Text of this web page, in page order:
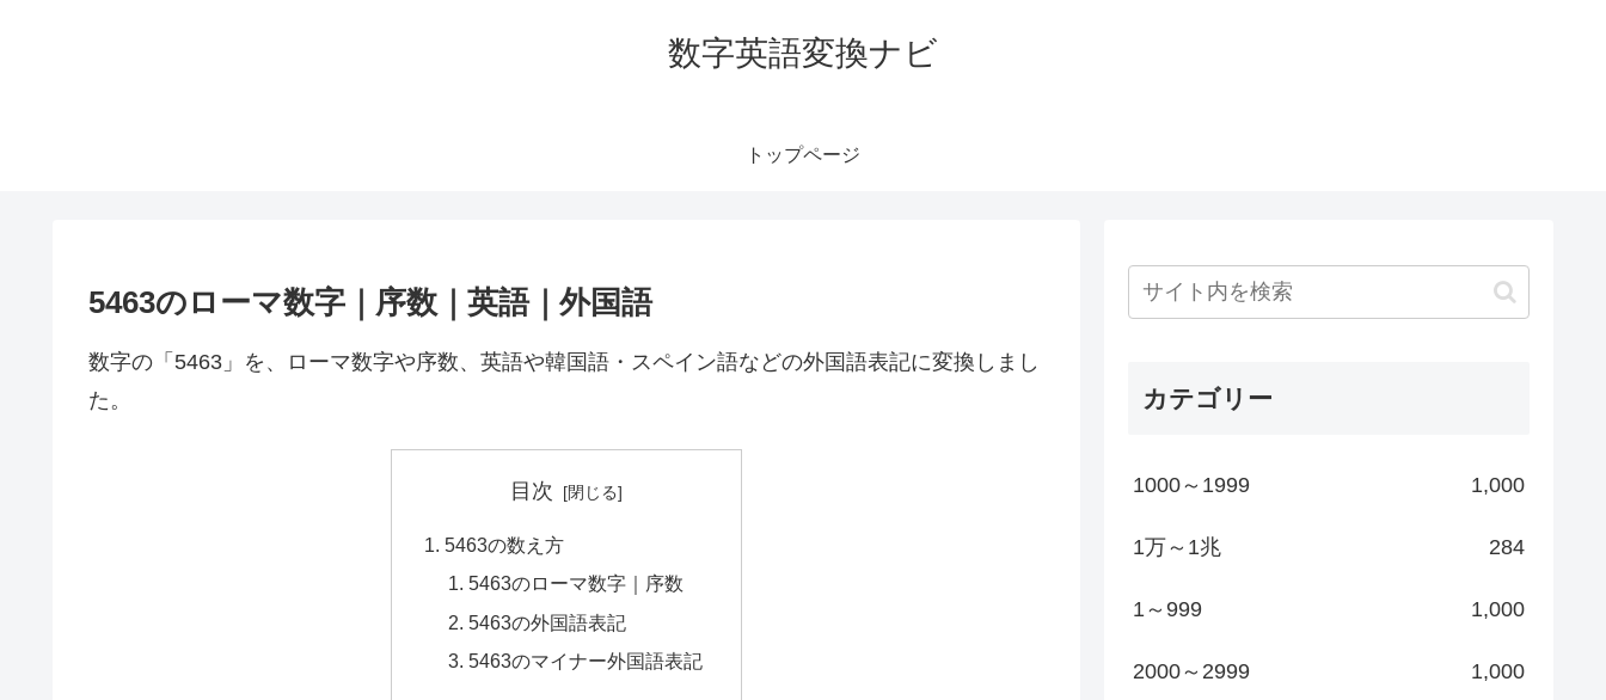
数字英語変換ナビ
トップページ
5463のローマ数字｜序数｜英語｜外国語
数字の「5463」を、ローマ数字や序数、英語や韓国語・スペイン語などの外国語表記に変換しまし
た。
目次
5463の数え方
5463のローマ数字｜序数
5463の外国語表記
5463のマイナー外国語表記
カテゴリー
1000～1999 1,000
1万～1兆 284
1～999 1,000
2000～2999 1,000